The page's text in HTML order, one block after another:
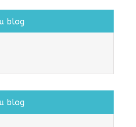
blog
blog